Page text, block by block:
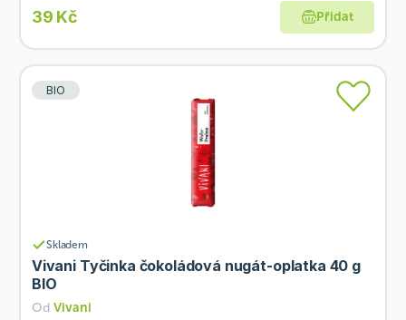
39 Kč Přidat
BIO
Skladem
Vivani Tyčinka čokoládová nugát-oplatka 40 g
BIO
Od Vivani